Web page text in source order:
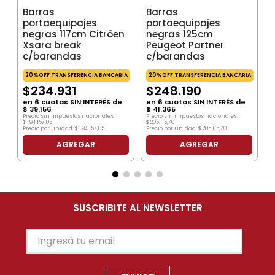
Barras
portaequipajes
negras 117cm Citröen
Xsara break
c/barandas
20%OFF TRANSFERENCIA BANCARIA
$234.931
en 6 cuotas SIN INTERÉS de
$ 39.156
Precio sin impuestos nacionales:
$ 194.157,85
Precio por unidad:$ 194.157,85
AGREGAR
Barras
portaequipajes
negras 125cm
Peugeot Partner
c/barandas
20%OFF TRANSFERENCIA BANCARIA
$248.190
en 6 cuotas SIN INTERÉS de
$ 41.365
Precio sin impuestos nacionales:
$ 205.115,70
Precio por unidad:$ 205.115,70
AGREGAR
SUSCRIBITE AL NEWSLETTER